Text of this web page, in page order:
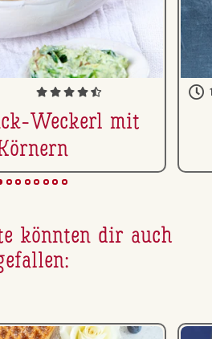
Weckerl mit
könnten dir auch